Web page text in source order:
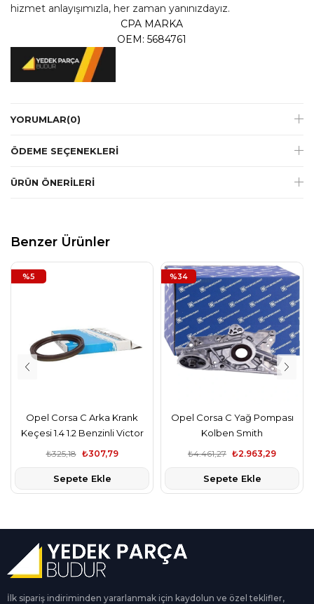
hizmet anlayışımızla, her zaman yanınızdayız.
CPA MARKA
OEM: 5684761
YORUMLAR(0)
ÖDEME SEÇENEKLERI
ÜRÜN ÖNERILERI
Benzer Ürünler
Opel Corsa C Arka Krank
Keçesi 1.4 1.2 Benzinli Victor
Reinz,
₺307,79
₺325,18
Sepete Ekle
%5
Opel Corsa C Yağ Pompası
Kolben Smith
₺2.963,29
₺4.461,27
Sepete Ekle
%34
İlk sipariş indiriminden yararlanmak için kaydolun ve özel teklifler,